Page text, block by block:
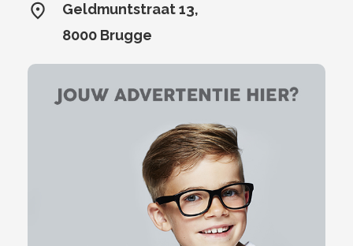
Geldmuntstraat 13,
8000 Brugge